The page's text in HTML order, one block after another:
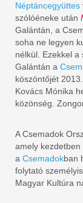
Néptáncegyüttes
szólóéneke után
Galántán, a
soha ne legyen
nélkül. Ezekkel a
Galántán a
köszöntőjét
Kovács Mónika
közönség.
A Csemadok
amely
a Csemadokban
folytató
Magyar Kultúra